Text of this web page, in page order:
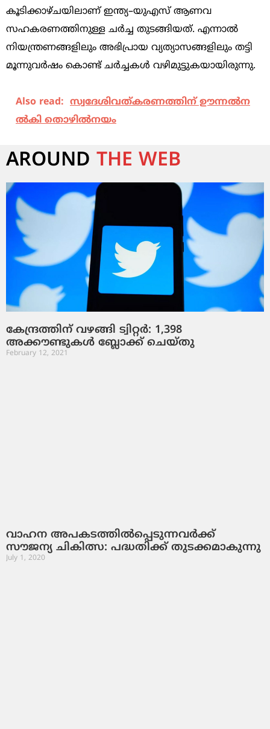
കൂടിക്കാഴ്ചയിലാണ് ഇന്ത്യ–യുഎസ് ആണവ
സഹകരണത്തിനുള്ള ചർച്ച തുടങ്ങിയത്. എന്നാൽ
നിയന്ത്രണങ്ങളിലും അഭിപ്രായ വ്യത്യാസങ്ങളിലും തട്ടി
മൂന്നുവർഷം കൊണ്ട് ചർച്ചകൾ വഴിമുട്ടുകയായിരുന്നു.
Also read: സ്വ​ദേ​ശി​വ​ത്ക​ര​ണ​ത്തി​ന് ഊ​ന്ന​ൽന​
ൽ​കി തൊ​ഴി​ൽന​യം
AROUND THE WEB
കേന്ദ്രത്തിന് വഴങ്ങി ട്വിറ്റര്‍: 1,398
അക്കൗണ്ടുകള്‍ ബ്ലോക്ക് ചെയ്തു
February 12, 2021
വാഹന അപകടത്തിൽപ്പെടുന്നവർക്ക്
സൗജന്യ ചികിത്സ: പദ്ധതിക്ക് തുടക്കമാകുന്നു
July 1, 2020